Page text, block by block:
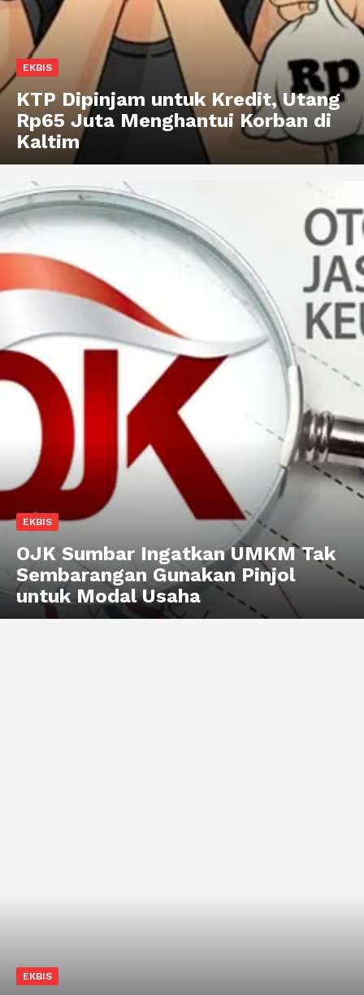
EKBIS
KTP Dipinjam untuk Kredit, Utang
Rp65 Juta Menghantui Korban di
Kaltim
EKBIS
OJK Sumbar Ingatkan UMKM Tak
Sembarangan Gunakan Pinjol
untuk Modal Usaha
EKBIS